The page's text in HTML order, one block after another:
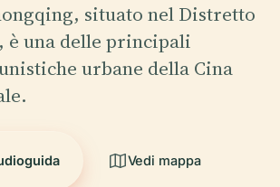
situato nel Distretto
è una delle principali
urbane della Cina
Vedi mappa